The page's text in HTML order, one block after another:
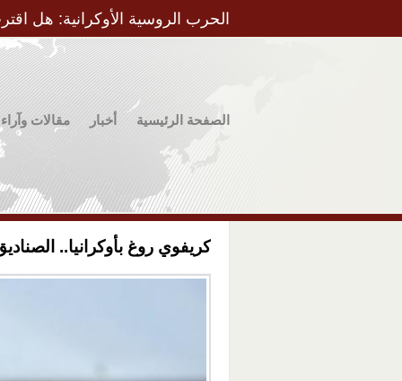
الحرب الروسية الأوكرانية: هل
الصفحة الرئيسية أخبار مقالات وآراء
كريفوي روغ بأوكرانيا..